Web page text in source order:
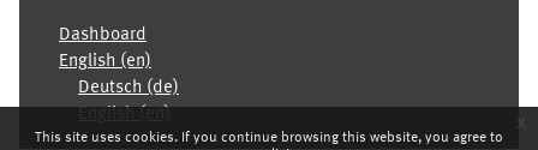
This site uses cookies. If you continue browsing this website, you agree to
x
Dashboard
English ‎(en)‎
Deutsch ‎(de)‎